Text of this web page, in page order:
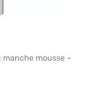
mousse –